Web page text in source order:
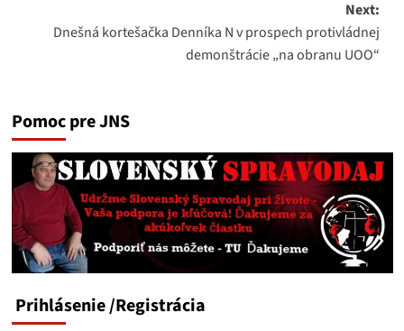
Next:
Dnešná kortešačka Denníka N v prospech protivládnej
demonštrácie „na obranu UOO“
Pomoc pre JNS
Prihlásenie/Registrácia